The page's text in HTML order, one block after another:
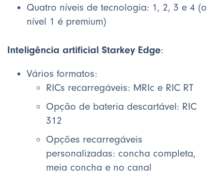
Quatro níveis de tecnologia: 1, 2, 3 e 4 (o
nível 1 é premium)
Inteligência artificial Starkey Edge:
Vários formatos:
RICs recarregáveis: MRIc e RIC RT
Opção de bateria descartável: RIC
312
Opções recarregáveis
personalizadas: concha completa,
meia concha e no canal